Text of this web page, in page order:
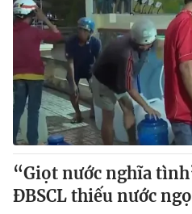
Theo dõi báo trên
Cơ quan chủ quản:Đài Truyền
Cơ quan báo chí:
Thời báo VTV
Giấy phép hoạt động báo in và
cấp ngày 29/12/2023
Tổng Biên tập: Vũ Thanh Thủy
Phó Tổng Biên tập:
Nguyễn Thị
“Giọt nước nghĩa
ĐBSCL thiếu nước